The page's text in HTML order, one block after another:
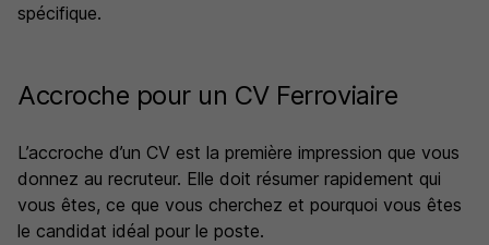
spécifique.
Accroche pour un CV Ferroviaire
L’accroche d’un CV est la première impression que vous
donnez au recruteur. Elle doit résumer rapidement qui
vous êtes, ce que vous cherchez et pourquoi vous êtes
le candidat idéal pour le poste.